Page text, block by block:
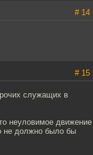
# 14
# 15
служащих в
неуловимое движение
не должно было бы